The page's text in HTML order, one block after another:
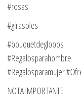
#rosas
#girasoles
#bouquetdeglobos
#Regalosparahombre
#Regalosparamujer
NOTA IMPORTANTE